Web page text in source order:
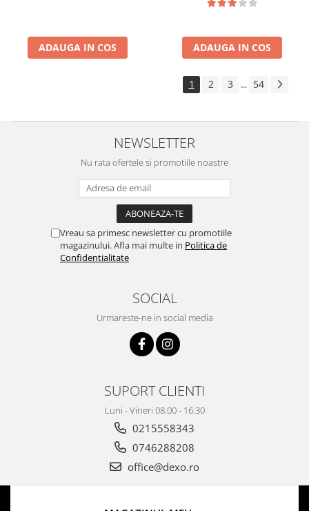
ADAUGA IN COS ADAUGA IN COS
1 2 3 ... 54
NEWSLETTER
Nu rata ofertele si promotiile noastre
Vreau sa primesc newsletter cu promotiile
magazinului. Afla mai multe in Politica de
Confidentialitate
SOCIAL
Urmareste-ne in social media
SUPORT CLIENTI
Luni - Vineri 08:00 - 16:30
0215558343
0746288208
office@dexo.ro